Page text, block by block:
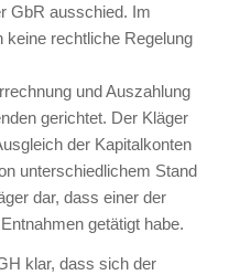
GbR ausschied. Im
rechtliche Regelung
und Auszahlung
gerichtet. Der Kläger
der Kapitalkonten
unterschiedlichem Stand
dar, dass einer der
getätigt habe.
klar, dass sich der